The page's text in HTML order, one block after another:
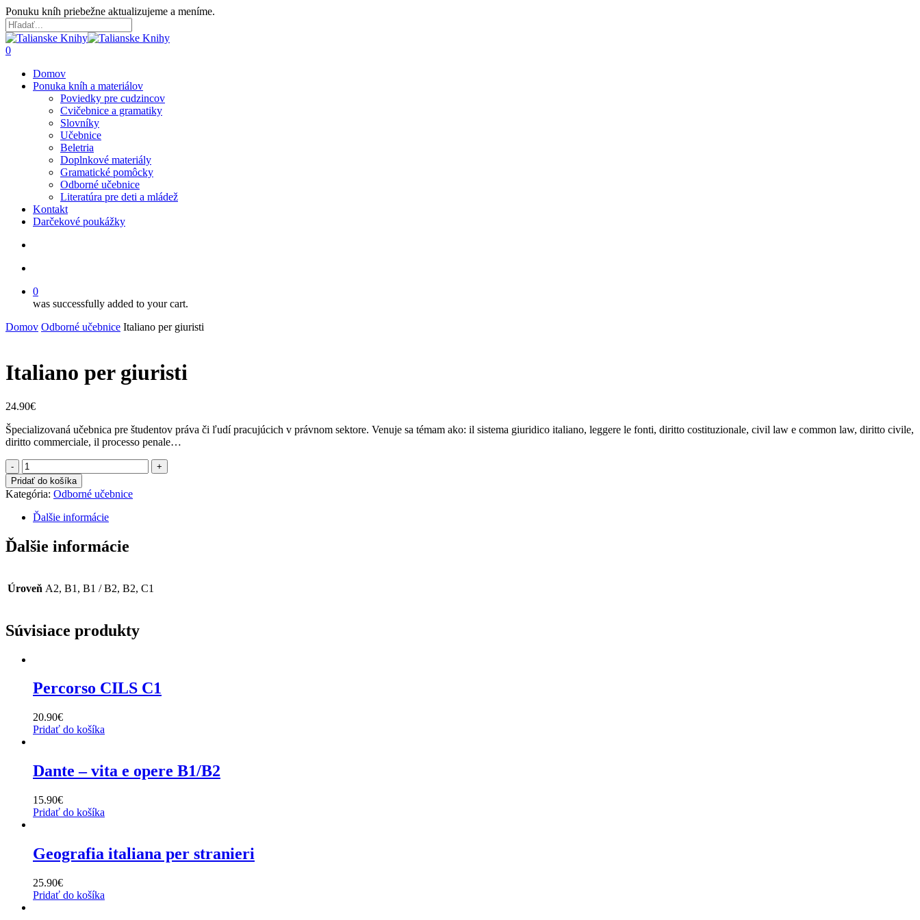
Skip
to
main
content
Ponuku kníh priebežne aktualizujeme a meníme.
Close
Search
search
account
0
Domov
Ponuka kníh a materiálov
Poviedky pre cudzincov
Cvičebnice a gramatiky
Slovníky
Učebnice
Beletria
Doplnkové materiály
Gramatické pomôcky
Odborné učebnice
Literatúra pre deti a mládež
Kontakt
Darčekové poukážky
0
was successfully added to your cart.
Domov Odborné učebnice Italiano per giuristi
Italiano per giuristi
24.90€
Špecializovaná učebnica pre študentov práva či ľudí pracujúcich v právnom sektore. Venuje sa témam ako: il sistema giuridico italiano, leggere le fonti, diritto costituzionale, civil law e common law, diritto civile,
diritto commerciale, il processo penale…
množstvo
Italiano
per
giuristi
Pridať do košíka
Kategória: Odborné učebnice
Ďalšie informácie
Ďalšie informácie
Úroveň A2, B1, B1 / B2, B2, C1
Súvisiace produkty
Percorso CILS C1
20.90€
Pridať do košíka
Dante – vita e opere B1/B2
15.90€
Pridať do košíka
Geografia italiana per stranieri
25.90€
Pridať do košíka